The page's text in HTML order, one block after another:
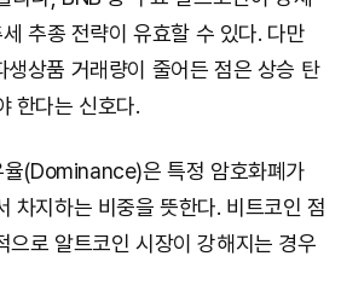
추종 전략이 유효할 수 있다. 다만
생상품 거래량이 줄어든 점은 상승 탄
한다는 신호다.
율(Dominance)은 특정 암호화폐가
차지하는 비중을 뜻한다. 비트코인 점
으로 알트코인 시장이 강해지는 경우